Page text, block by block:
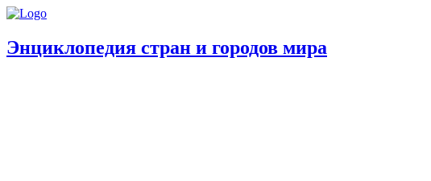
Энциклопедия стран и городов мира